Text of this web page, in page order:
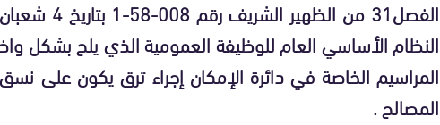
النظام الأساسي العام للوظيفة العمومية الذي يلح
المراسيم الخاصة في دائرة الإمكان إجراء ترق يكون على
المصالح .